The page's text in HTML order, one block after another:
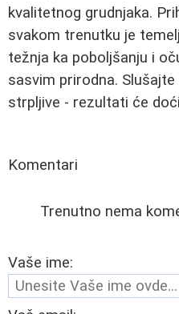
kvalitetnog grudnjaka.
svakom trenutku je
težnja ka poboljšanju i
sasvim prirodna.
strpljive - rezultati će
Komentari
Trenutno nema
Vaše ime: